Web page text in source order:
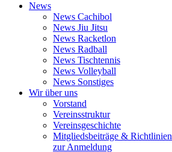
News
News Cachibol
News Jiu Jitsu
News Racketlon
News Radball
News Tischtennis
News Volleyball
News Sonstiges
Wir über uns
Vorstand
Vereinsstruktur
Vereinsgeschichte
Mitgliedsbeiträge & Richtlinien
zur Anmeldung